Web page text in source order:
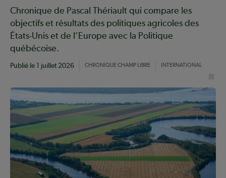
Chronique de Pascal Thériault qui compare les
objectifs et résultats des politiques agricoles des
États-Unis et de l’Europe avec la Politique
québécoise.
Publié le 1 juillet 2026 CHRONIQUE CHAMP LIBRE INTERNATIONAL